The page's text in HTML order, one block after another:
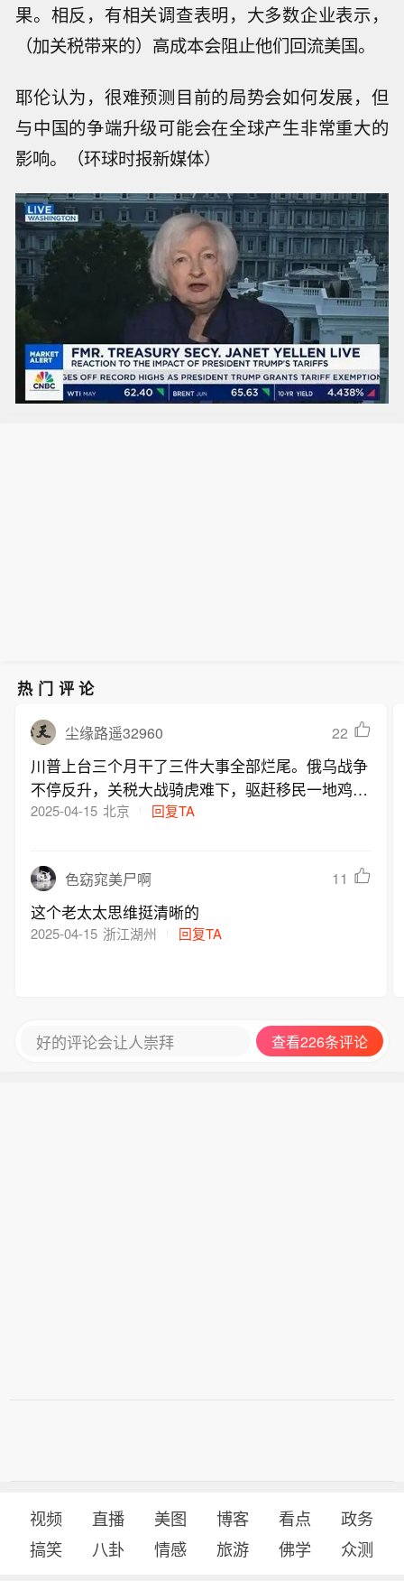
果。相反，有相关调查表明，大多数企业表示，
（加关税带来的）高成本会阻止他们回流美国。
耶伦认为，很难预测目前的局势会如何发展，但
与中国的争端升级可能会在全球产生非常重大的
影响。（环球时报新媒体）
热门评论
尘缘路遥32960 22
川普上台三个月干了三件大事全部烂尾。俄乌战争
不停反升，关税大战骑虎难下，驱赶移民一地鸡
毛。他朝令夕改，思维混乱，动作变形，老鼠没打
2025-04-15 北京 回复TA
色窈窕美尸啊 11
这个老太太思维挺清晰的
2025-04-15 浙江湖州 回复TA
好的评论会让人崇拜 查看226条评论
视频 直播 美图 博客 看点
政务
搞笑
八卦 情感 旅游 佛学 众测